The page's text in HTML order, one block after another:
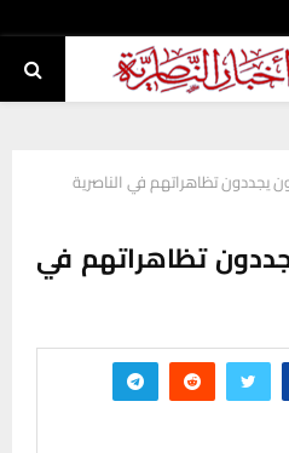
يجددون تظاهراتهم في الناصرية
تظاهراتهم في